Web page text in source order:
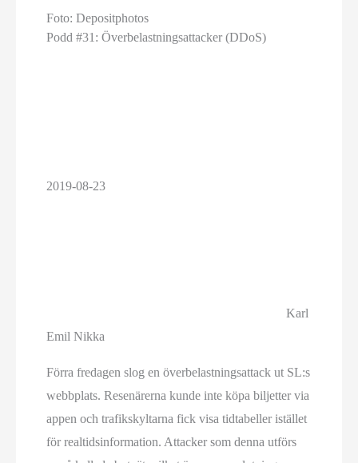
Foto: Depositphotos
Podd #31: Överbelastnings­attacker (DDoS)
2019-08-23
Karl
Emil Nikka
Förra fredagen slog en överbelastningsattack ut SL:s
webbplats. Resenärerna kunde inte köpa biljetter via
appen och trafikskyltarna fick visa tidtabeller istället
för realtidsinformation. Attacker som denna utförs